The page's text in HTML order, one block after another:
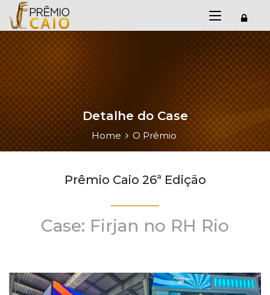
Detalhe do Case
Home O Prêmio
Prêmio Caio 26ª Edição
Case: Firjan no RH Rio